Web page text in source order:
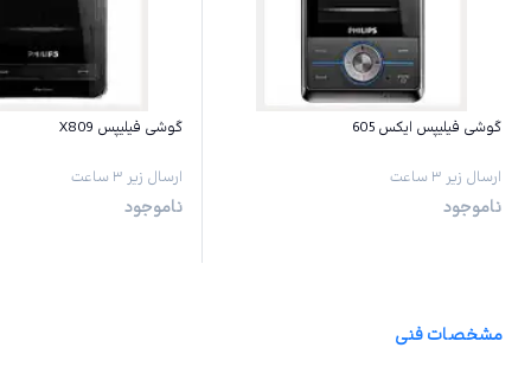
گوشی فیلیپس ایکس 605
ارسال زیر ۳ ساعت
ناموجود
گوشی فیلیپس X809
ارسال زیر ۳ ساعت
ناموجود
مشخصات فنی